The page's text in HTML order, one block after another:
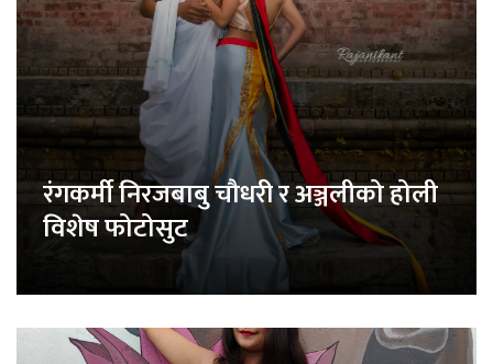
रंगकर्मी निरजबाबु चौधरी र अञ्जलीको होली
विशेष फोटोसुट